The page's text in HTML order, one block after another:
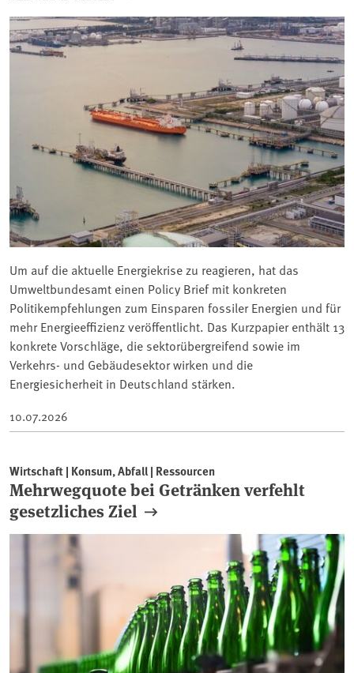
Um auf die aktuelle Energiekrise zu reagieren, hat das
Umweltbundesamt einen Policy Brief mit konkreten
Politikempfehlungen zum Einsparen fossiler Energien und für
mehr Energieeffizienz veröffentlicht. Das Kurzpapier enthält 13
konkrete Vorschläge, die sektorübergreifend sowie im
Verkehrs- und Gebäudesektor wirken und die
Energiesicherheit in Deutschland stärken.
10.07.2026
Wirtschaft | Konsum, Abfall | Ressourcen
Mehrwegquote bei Getränken verfehlt
gesetzliches Ziel